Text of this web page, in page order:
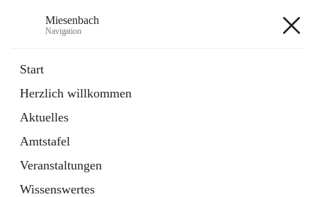
Miesenbach
Navigation
Start
Herzlich willkommen
Aktuelles
Amtstafel
Veranstaltungen
Wissenswertes
Externe Webseite
in
Tab
Region Schneebergland
Externe Webseite
öffnet
in
neuem
Tab